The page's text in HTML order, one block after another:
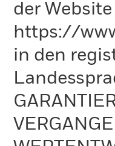
der Website
https://
in den